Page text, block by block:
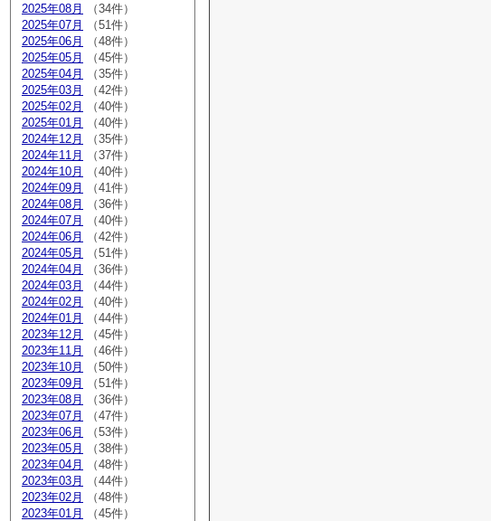
2025年08月
（34件）
2025年07月
（51件）
2025年06月
（48件）
2025年05月
（45件）
2025年04月
（35件）
2025年03月
（42件）
2025年02月
（40件）
2025年01月
（40件）
2024年12月
（35件）
2024年11月
（37件）
2024年10月
（40件）
2024年09月
（41件）
2024年08月
（36件）
2024年07月
（40件）
2024年06月
（42件）
2024年05月
（51件）
2024年04月
（36件）
2024年03月
（44件）
2024年02月
（40件）
2024年01月
（44件）
2023年12月
（45件）
2023年11月
（46件）
2023年10月
（50件）
2023年09月
（51件）
2023年08月
（36件）
2023年07月
（47件）
2023年06月
（53件）
2023年05月
（38件）
2023年04月
（48件）
2023年03月
（44件）
2023年02月
（48件）
2023年01月
（45件）